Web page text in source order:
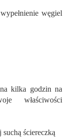
węgiel
kilka godzin na
właściwości
ściereczką